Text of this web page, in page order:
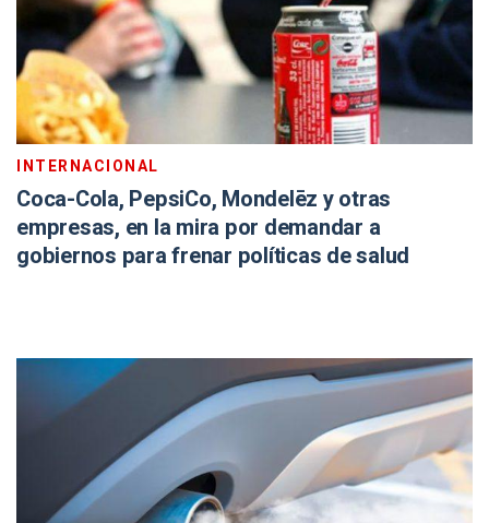
INTERNACIONAL
Coca-Cola, PepsiCo, Mondelēz y otras
empresas, en la mira por demandar a
gobiernos para frenar políticas de salud